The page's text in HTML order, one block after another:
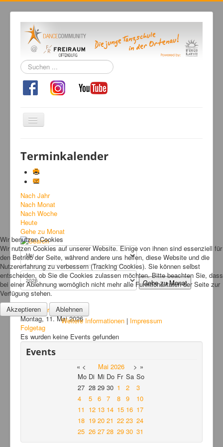
Suchen
...
Navigation
an/aus
Tanzschule
Kursangebot
Events
Fuegolatino
Bilder
News
Links
FAQ
Hansefit
Kontakt
Terminkalender
Nach Jahr
Nach Monat
Nach Woche
Heute
Gehe zu Monat
Gehe zu Monat
Vorheriger Tag
Montag, 11. Mai 2026
Folgetag
Es wurden keine Events gefunden
Events
« < Mai 2026 > »
Mo Di Mi Do Fr Sa So
27 28 29 30 1 2
3
4
5 6 7 8 9
10
11 12 13 14 15 16 17
18 19 20 21 22 23 24
25 26 27 28 29 30 31
Wir benutzen Cookies
Wir nutzen Cookies auf unserer Website. Einige von ihnen sind essenziell für
den Betrieb der Seite, während andere uns helfen, diese Website und die
Nutzererfahrung zu verbessern (Tracking Cookies). Sie können selbst
entscheiden, ob Sie die Cookies zulassen möchten. Bitte beachten Sie, dass
bei einer Ablehnung womöglich nicht mehr alle Funktionalitäten der Seite zur
Verfügung stehen.
Akzeptieren
Ablehnen
Weitere Informationen| Impressum